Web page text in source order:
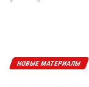
НОВЫЕ МАТЕРИАЛЫ